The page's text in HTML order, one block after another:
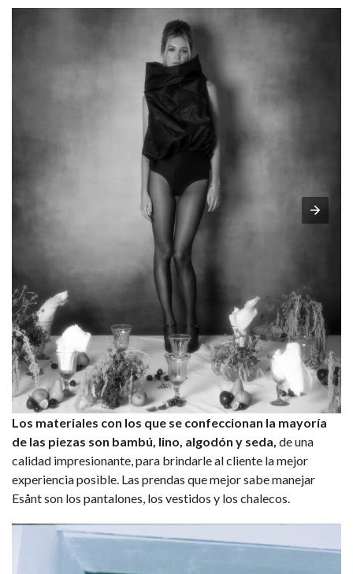
Los materiales con los que se confeccionan la mayoría
de las piezas son bambú, lino, algodón y seda, de una
calidad impresionante, para brindarle al cliente la mejor
experiencia posible. Las prendas que mejor sabe manejar
Esånt son los pantalones, los vestidos y los chalecos.